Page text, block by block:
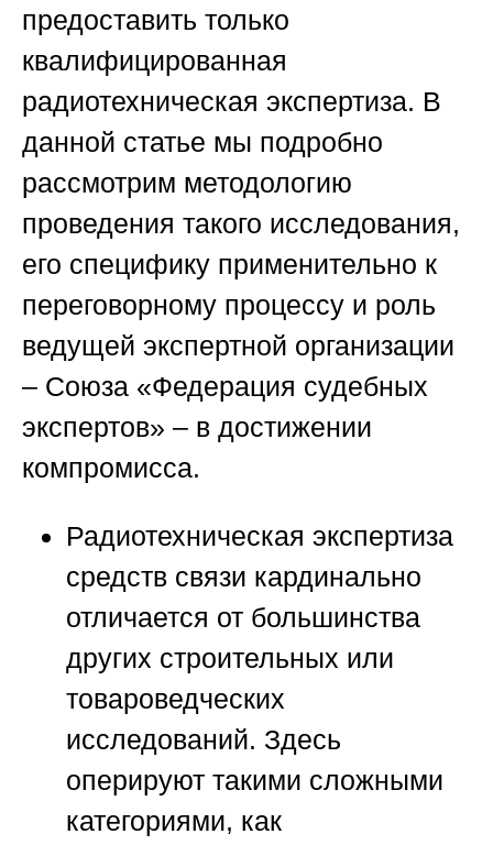
предоставить только
квалифицированная
радиотехническая экспертиза. В
данной статье мы подробно
рассмотрим методологию
проведения такого исследования,
его специфику применительно к
переговорному процессу и роль
ведущей экспертной организации
– Союза «Федерация судебных
экспертов» – в достижении
компромисса.
Радиотехническая экспертиза
средств связи кардинально
отличается от большинства
других строительных или
товароведческих
исследований. Здесь
оперируют такими сложными
категориями, как